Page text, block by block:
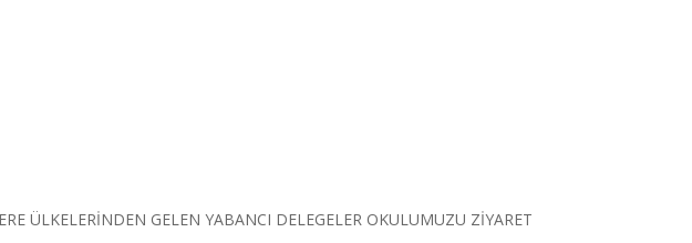
ÜLKELERİNDEN GELEN YABANCI DELEGELER OKULUMUZU ZİYARET